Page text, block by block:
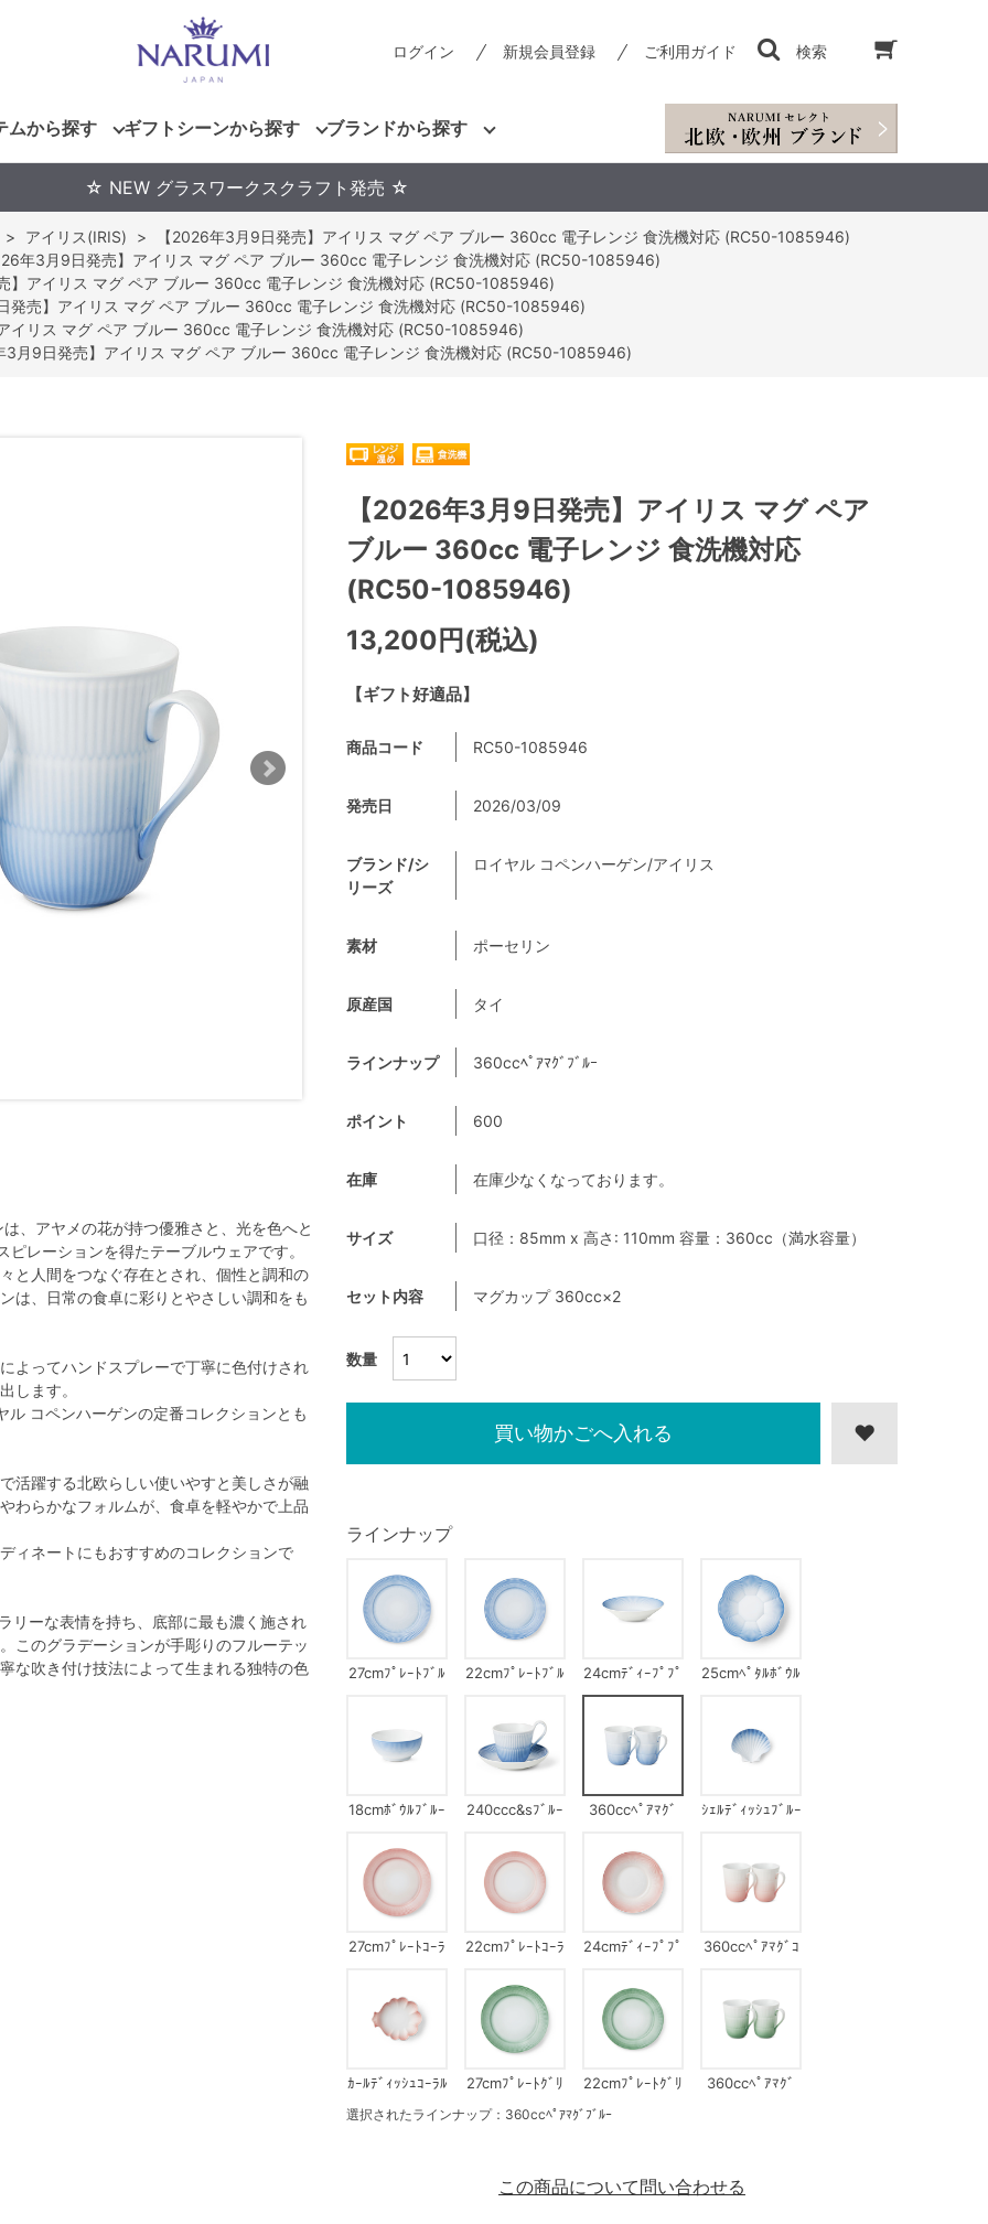
ログイン 新規会員登録 ご利用ガイド 検索
ムから探す ギフトシーンから探す ブランドから探す
☆ NEW グラスワークスクラフト発売 ☆
> アイリス(IRIS) >
【2026年3月9日発売】アイリス マグ ペア ブルー 360cc 電子レンジ 食洗機対応 (RC50-1085946)
年3月9日発売】アイリス マグ ペア ブルー 360cc 電子レンジ 食洗機対応 (RC50-1085946)
】アイリス マグ ペア ブルー 360cc 電子レンジ 食洗機対応 (RC50-1085946)
発売】アイリス マグ ペア ブルー 360cc 電子レンジ 食洗機対応 (RC50-1085946)
イリス マグ ペア ブルー 360cc 電子レンジ 食洗機対応 (RC50-1085946)
3月9日発売】アイリス マグ ペア ブルー 360cc 電子レンジ 食洗機対応 (RC50-1085946)
、アヤメの花が持つ優雅さと、光を色へと
レーションを得たテーブルウェアです。
と人間をつなぐ存在とされ、個性と調和の
は、日常の食卓に彩りとやさしい調和をも
よってハンドスプレーで丁寧に色付けされ
します。
コペンハーゲンの定番コレクションとも
活躍する北欧らしい使いやすと美しさが融
わらかなフォルムが、食卓を軽やかで上品
ィネートにもおすすめのコレクションで
リーな表情を持ち、底部に最も濃く施され
このグラデーションが手彫りのフルーテッ
な吹き付け技法によって生まれる独特の色
【ギフト好適品】
【2026年3月9日発売】アイリス マグ ペア
ブルー 360cc 電子レンジ 食洗機対応
(RC50-1085946)
13,200円(税込)
数量
商品コード RC50-1085946
発売日 2026/03/09
ブランド/シ
リーズ
ロイヤル コペンハーゲン/アイリス
素材 ポーセリン
原産国 タイ
ラインナップ 360ccﾍﾟｱﾏｸﾞﾌﾞﾙｰ
ポイント 600
在庫 在庫少なくなっております。
サイズ 口径：85mm x 高さ: 110mm 容量：360cc（満水容量）
セット内容 マグカップ 360cc×2
ラインナップ
27cmﾌﾟﾚｰﾄﾌﾞﾙ
22cmﾌﾟﾚｰﾄﾌﾞﾙ
24cmﾃﾞｨｰﾌﾟﾌﾟ
ﾚｰﾄﾌﾞﾙｰ
25cmﾍﾟﾀﾙﾎﾞｳﾙ
18cmﾎﾞｳﾙﾌﾞﾙｰ 240ccc&sﾌﾞﾙｰ
360ccﾍﾟｱﾏｸﾞ
ｼｪﾙﾃﾞｨｯｼｭﾌﾞﾙｰ
27cmﾌﾟﾚｰﾄｺｰﾗ
22cmﾌﾟﾚｰﾄｺｰﾗ
24cmﾃﾞｨｰﾌﾟﾌﾟ
360ccﾍﾟｱﾏｸﾞｺ
ｶｰﾙﾃﾞｨｯｼｭｺｰﾗﾙ
27cmﾌﾟﾚｰﾄｸﾞﾘ
22cmﾌﾟﾚｰﾄｸﾞﾘ
360ccﾍﾟｱﾏｸﾞ
選択されたラインナップ：360ccﾍﾟｱﾏｸﾞﾌﾞﾙｰ
買い物かごへ入れる
この商品について問い合わせる